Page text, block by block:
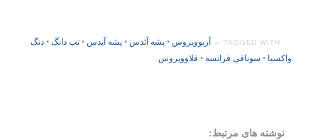
TAGGED WITH → آربوویروس •پشه آئدس •پشه آیدس •تب دانگ •دنگ
واکسیا • سونافی فرانسه • فلاوویروس
نوشته های مرتبط: